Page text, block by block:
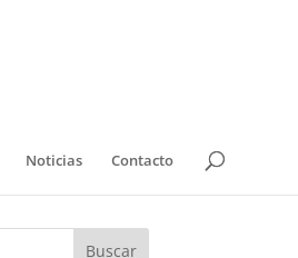
Noticias Contacto